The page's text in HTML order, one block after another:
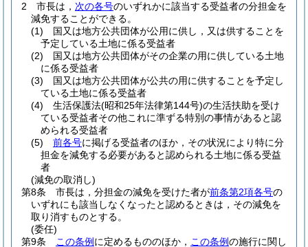
2
市長は， 次の各号のいずれかに該当する受益者の分担金を
減免することができる。
(1)
国又は地方公共団体が公用に供し，又は供することを
予定している土地に係る受益者
(2)
国又は地方公共団体がその企業の用に供している土地
に係る受益者
(3)
国又は地方公共団体が公共の用に供することを予定し
ている土地に係る受益者
(4)
生活保護法(昭和25年法律第144号)の生活扶助を受け
ている受益者その他これに準ずる特別の事情があると認
められる受益者
(5)
前各号に掲げる受益者のほか，その状況により特に分
担金を減免する必要があると認められる土地に係る受益
者
(減免の取消し)
第8条
市長は，分担金の減免を受けた者が前条第2項各号の
いずれにも該当しなくなったと認めるときは，その減免を
取り消すものとする。
(委任)
第9条
この条例 に定めるもののほか， この条例の施行に関し